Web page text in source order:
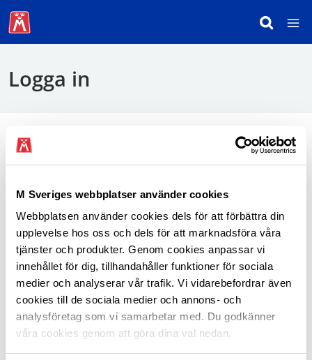
M Sveriges webbplatser använder cookies
Webbplatsen använder cookies dels för att förbättra din
upplevelse hos oss och dels för att marknadsföra våra
tjänster och produkter. Genom cookies anpassar vi
innehållet för dig, tillhandahåller funktioner för sociala
medier och analyserar vår trafik. Vi vidarebefordrar även
cookies till de sociala medier och annons- och
analysföretag som vi samarbetar med. Du godkänner
våra cookies genom att göra dina val nedan.
Logga in
För att logga in behöver du använda mobilt
BankID.
Logga in som medlem